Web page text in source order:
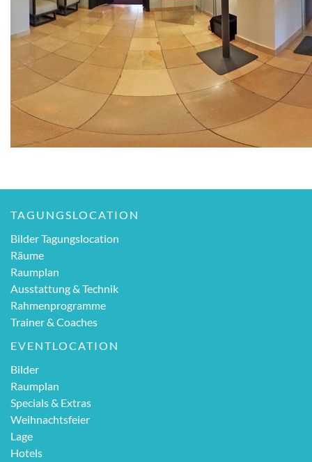
TAGUNGSLOCATION
Bilder Tagungslocation
Räume
Raumplan
Ausstattung & Technik
Rahmenprogramme
Trainer & Coaches
EVENTLOCATION
Bilder
Raumplan
Specials & Extras
Weihnachtsfeier
Lage
Hotels